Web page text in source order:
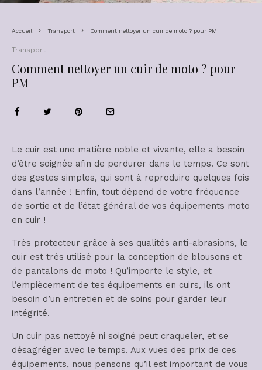
Accueil Transport Comment nettoyer un cuir de moto ? pour PM
Transport
Comment nettoyer un cuir de moto ? pour
PM
Le cuir est une matière noble et vivante, elle a besoin
d’être soignée afin de perdurer dans le temps. Ce sont
des gestes simples, qui sont à reproduire quelques fois
dans l’année ! Enfin, tout dépend de votre fréquence
de sortie et de l’état général de vos équipements moto
en cuir !
Très protecteur grâce à ses qualités anti-abrasions, le
cuir est très utilisé pour la conception de blousons et
de pantalons de moto ! Qu’importe le style, et
l’empiècement de tes équipements en cuirs, ils ont
besoin d’un entretien et de soins pour garder leur
intégrité.
Un cuir pas nettoyé ni soigné peut craqueler, et se
désagréger avec le temps. Aux vues des prix de ces
équipements, nous pensons qu’il est important de vous